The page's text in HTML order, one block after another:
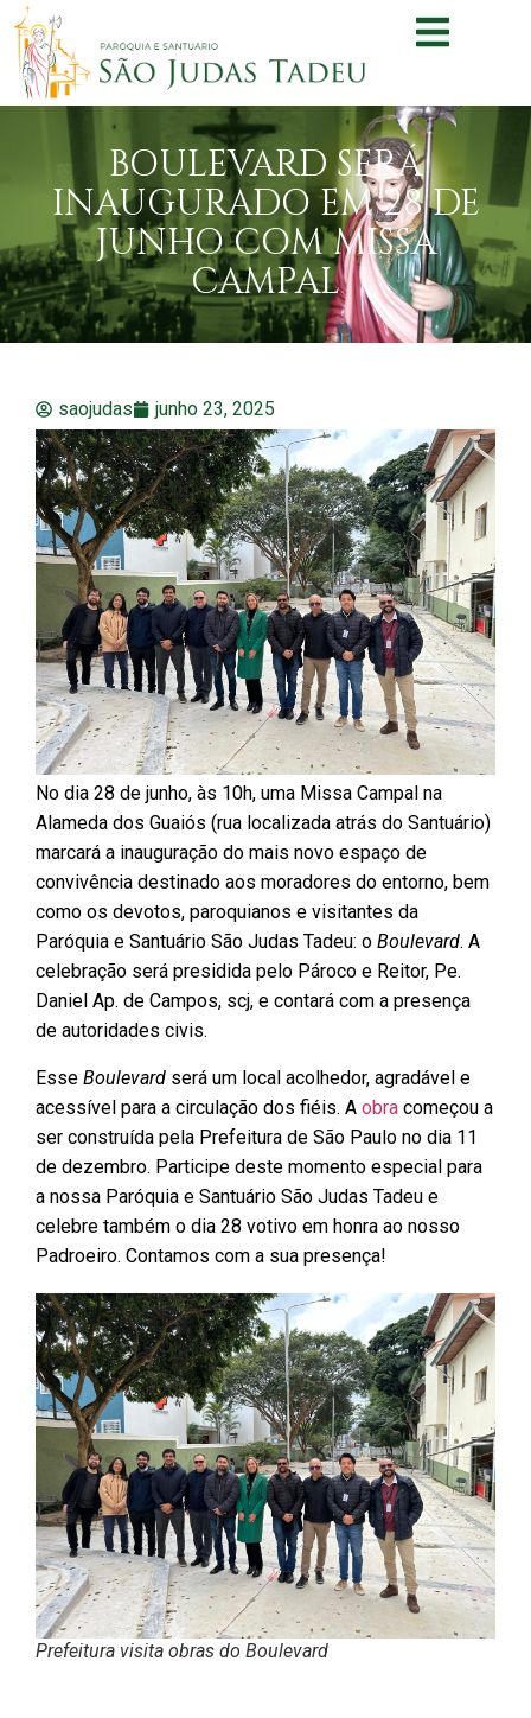
BOULEVARD SERÁ
INAUGURADO EM 28 DE
JUNHO COM MISSA
CAMPAL
saojudas junho 23, 2025
No dia 28 de junho, às 10h, uma Missa Campal na
Alameda dos Guaiós (rua localizada atrás do Santuário)
marcará a inauguração do mais novo espaço de
convivência destinado aos moradores do entorno, bem
como os devotos, paroquianos e visitantes da
Paróquia e Santuário São Judas Tadeu: o Boulevard. A
celebração será presidida pelo Pároco e Reitor, Pe.
Daniel Ap. de Campos, scj, e contará com a presença
de autoridades civis.
Esse Boulevard será um local acolhedor, agradável e
acessível para a circulação dos fiéis. A obra começou a
ser construída pela Prefeitura de São Paulo no dia 11
de dezembro. Participe deste momento especial para
a nossa Paróquia e Santuário São Judas Tadeu e
celebre também o dia 28 votivo em honra ao nosso
Padroeiro. Contamos com a sua presença!
Prefeitura visita obras do Boulevard